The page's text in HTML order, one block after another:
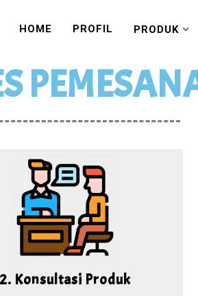
HOME PROFIL PRODUK
2. Konsultasi Produk